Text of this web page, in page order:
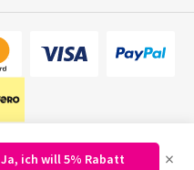
Ja, ich will 5% Rabatt ×